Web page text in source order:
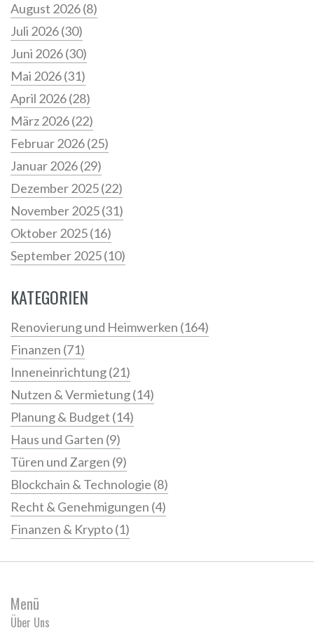
August 2026(8)
Juli 2026(30)
Juni 2026(30)
Mai 2026(31)
April 2026(28)
März 2026(22)
Februar 2026(25)
Januar 2026(29)
Dezember 2025(22)
November 2025(31)
Oktober 2025(16)
September 2025(10)
KATEGORIEN
Renovierung und Heimwerken (164)
Finanzen (71)
Inneneinrichtung(21)
Nutzen & Vermietung(14)
Planung & Budget (14)
Haus und Garten (9)
Türen und Zargen (9)
Blockchain & Technologie (8)
Recht & Genehmigungen (4)
Finanzen & Krypto(1)
Menü
Über Uns